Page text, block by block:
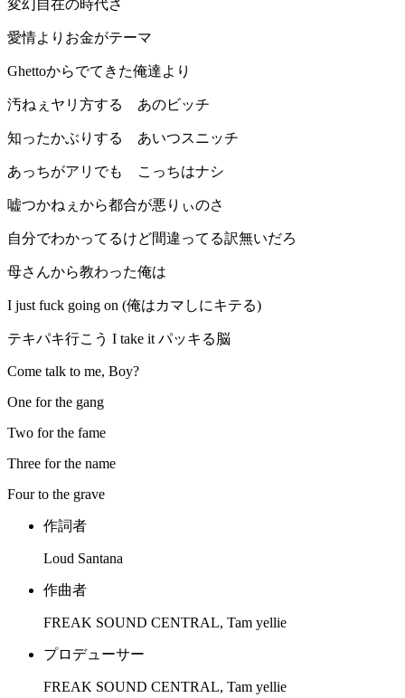
変幻自在の時代さ
愛情よりお金がテーマ
Ghettoからでてきた俺達より
汚ねぇヤリ方する あのビッチ
知ったかぶりする あいつスニッチ
あっちがアリでも こっちはナシ
嘘つかねぇから都合が悪りぃのさ
自分でわかってるけど間違ってる訳無いだろ
母さんから教わった俺は
I just fuck going on (俺はカマしにキテる)
テキパキ行こう I take it パッキる脳
Come talk to me, Boy?
One for the gang
Two for the fame
Three for the name
Four to the grave
作詞者
Loud Santana
作曲者
FREAK SOUND CENTRAL, Tam yellie
プロデューサー
FREAK SOUND CENTRAL, Tam yellie